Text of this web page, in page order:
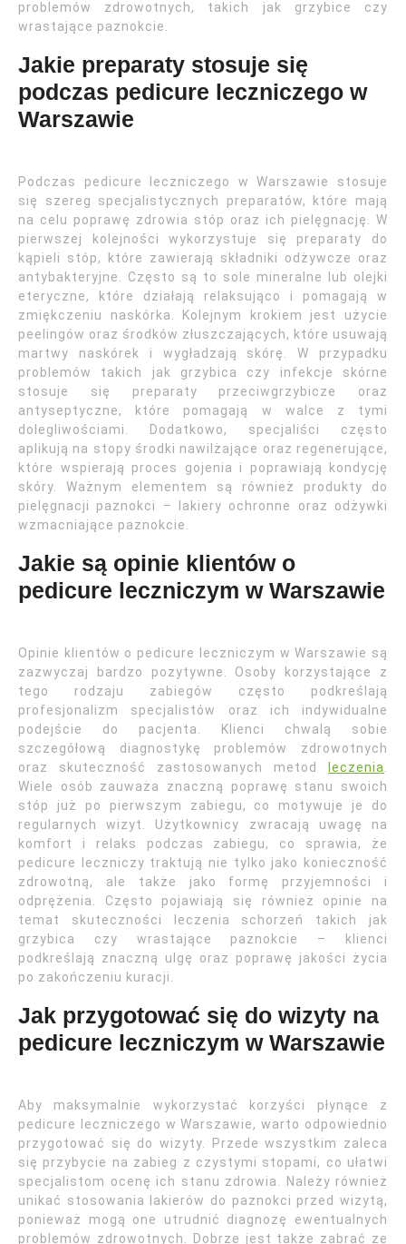
problemów zdrowotnych, takich jak grzybice czy
wrastające paznokcie.
Jakie preparaty stosuje się
podczas pedicure leczniczego w
Warszawie
Podczas pedicure leczniczego w Warszawie stosuje
się szereg specjalistycznych preparatów, które mają
na celu poprawę zdrowia stóp oraz ich pielęgnację. W
pierwszej kolejności wykorzystuje się preparaty do
kąpieli stóp, które zawierają składniki odżywcze oraz
antybakteryjne. Często są to sole mineralne lub olejki
eteryczne, które działają relaksująco i pomagają w
zmiękczeniu naskórka. Kolejnym krokiem jest użycie
peelingów oraz środków złuszczających, które usuwają
martwy naskórek i wygładzają skórę. W przypadku
problemów takich jak grzybica czy infekcje skórne
stosuje się preparaty przeciwgrzybicze oraz
antyseptyczne, które pomagają w walce z tymi
dolegliwościami. Dodatkowo, specjaliści często
aplikują na stopy środki nawilżające oraz regenerujące,
które wspierają proces gojenia i poprawiają kondycję
skóry. Ważnym elementem są również produkty do
pielęgnacji paznokci – lakiery ochronne oraz odżywki
wzmacniające paznokcie.
Jakie są opinie klientów o
pedicure leczniczym w Warszawie
Opinie klientów o pedicure leczniczym w Warszawie są
zazwyczaj bardzo pozytywne. Osoby korzystające z
tego rodzaju zabiegów często podkreślają
profesjonalizm specjalistów oraz ich indywidualne
podejście do pacjenta. Klienci chwalą sobie
szczegółową diagnostykę problemów zdrowotnych
oraz skuteczność zastosowanych metod
leczenia.
Wiele osób zauważa znaczną poprawę stanu swoich
stóp już po pierwszym zabiegu, co motywuje je do
regularnych wizyt. Użytkownicy zwracają uwagę na
komfort i relaks podczas zabiegu, co sprawia, że
pedicure leczniczy traktują nie tylko jako konieczność
zdrowotną, ale także jako formę przyjemności i
odprężenia. Często pojawiają się również opinie na
temat skuteczności leczenia schorzeń takich jak
grzybica czy wrastające paznokcie – klienci
podkreślają znaczną ulgę oraz poprawę jakości życia
po zakończeniu kuracji.
Jak przygotować się do wizyty na
pedicure leczniczym w Warszawie
Aby maksymalnie wykorzystać korzyści płynące z
pedicure leczniczego w Warszawie, warto odpowiednio
przygotować się do wizyty. Przede wszystkim zaleca
się przybycie na zabieg z czystymi stopami, co ułatwi
specjalistom ocenę ich stanu zdrowia. Należy również
unikać stosowania lakierów do paznokci przed wizytą,
ponieważ mogą one utrudnić diagnozę ewentualnych
problemów zdrowotnych. Dobrze jest także zabrać ze